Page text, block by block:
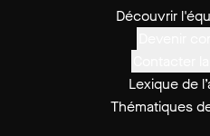
Découvrir
Lexique de
Thématiques